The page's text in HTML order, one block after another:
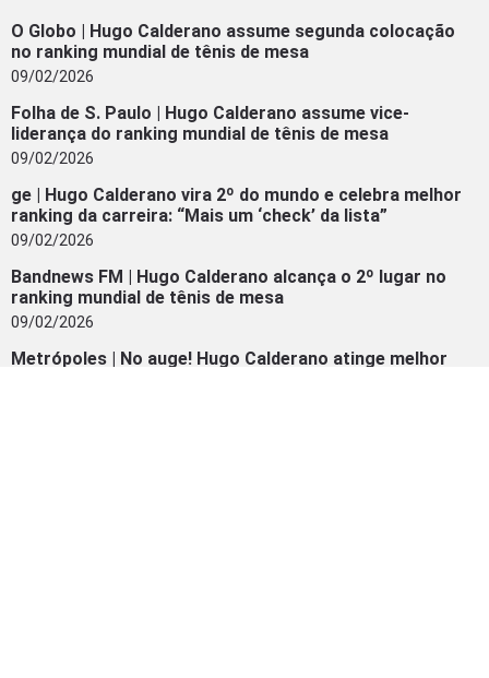
O Globo | Hugo Calderano assume segunda colocação
no ranking mundial de tênis de mesa
09/02/2026
Folha de S. Paulo | Hugo Calderano assume vice-
liderança do ranking mundial de tênis de mesa
09/02/2026
ge | Hugo Calderano vira 2º do mundo e celebra melhor
ranking da carreira: “Mais um ‘check’ da lista”
09/02/2026
Bandnews FM | Hugo Calderano alcança o 2º lugar no
ranking mundial de tênis de mesa
09/02/2026
Metrópoles | No auge! Hugo Calderano atinge melhor